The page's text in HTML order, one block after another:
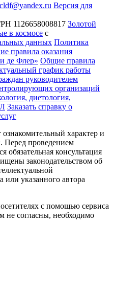
Версия для
1126658008817 Золотой
в космосе с
данных Политика
правила оказания
де Флер» Общие правила
график работы
руководителем
организаций
диетология,
Заказать справку о
характер и
Перед проведением
обязательная консультация
законодательством об
или указанного автора
с помощью сервиса
не согласны, необходимо